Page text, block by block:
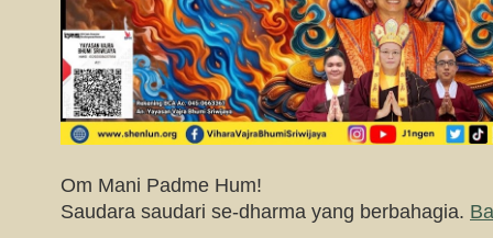
Om Mani Padme Hum!
Saudara saudari se-dharma yang berbahagia.